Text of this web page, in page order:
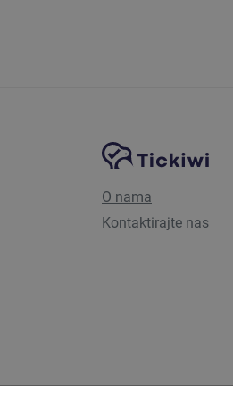
Navigacija
O nama
Kontaktirajte nas